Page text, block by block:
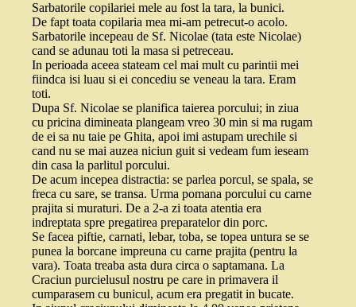
Sarbatorile copilariei mele au fost la tara, la bunici.
De fapt toata copilaria mea mi-am petrecut-o acolo.
Sarbatorile incepeau de Sf. Nicolae (tata este Nicolae)
cand se adunau toti la masa si petreceau.
In perioada aceea stateam cel mai mult cu parintii mei
fiindca isi luau si ei concediu se veneau la tara. Eram
toti.
Dupa Sf. Nicolae se planifica taierea porcului; in ziua
cu pricina dimineata plangeam vreo 30 min si ma rugam
de ei sa nu taie pe Ghita, apoi imi astupam urechile si
cand nu se mai auzea niciun guit si vedeam fum ieseam
din casa la parlitul porcului.
De acum incepea distractia: se parlea porcul, se spala, se
freca cu sare, se transa. Urma pomana porcului cu carne
prajita si muraturi. De a 2-a zi toata atentia era
indreptata spre pregatirea preparatelor din porc.
Se facea piftie, carnati, lebar, toba, se topea untura se se
punea la borcane impreuna cu carne prajita (pentru la
vara). Toata treaba asta dura circa o saptamana. La
Craciun purcielusul nostru pe care in primavera il
cumparasem cu bunicul, acum era pregatit in bucate.